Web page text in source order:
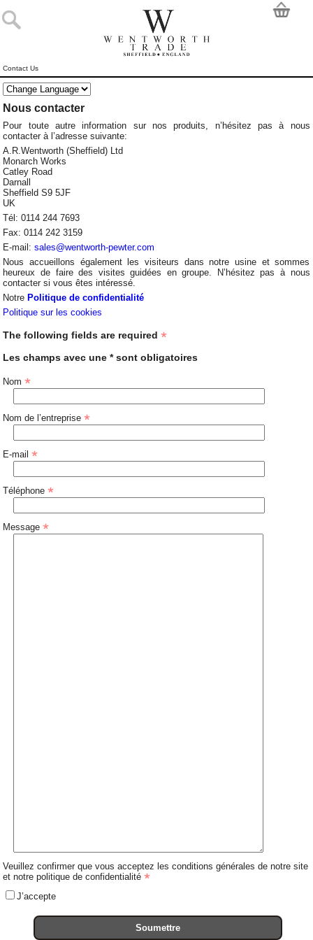
Contact Us
Nous contacter
Pour toute autre information sur nos produits, n’hésitez pas à nous
contacter à l’adresse suivante:
A.R.Wentworth (Sheffield) Ltd
Monarch Works
Catley Road
Darnall
Sheffield S9 5JF
UK
Tél: 0114 244 7693
Fax: 0114 242 3159
E-mail:sales@wentworth-pewter.com
Nous accueillons également les visiteurs dans notre usine et sommes
heureux de faire des visites guidées en groupe. N’hésitez pas à nous
contacter si vous êtes intéressé.
Notre Politique de confidentialité
Politique sur les cookies
The following fields are required
Les champs avec une * sont obligatoires
Nom
Nom de l’entreprise
E-mail
Téléphone
Message
Veuillez confirmer que vous acceptez les conditions générales de notre site
et notre politique de confidentialité
J’accepte